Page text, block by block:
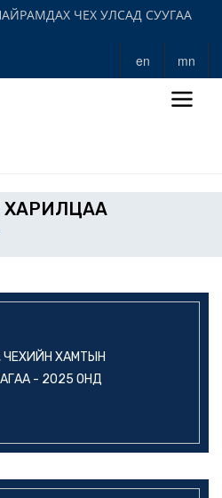
ЧЕХ УЛСАД СУУГАА
en mn
ЧЕХИЙН ХАМТЫН
- 2025 ОНД